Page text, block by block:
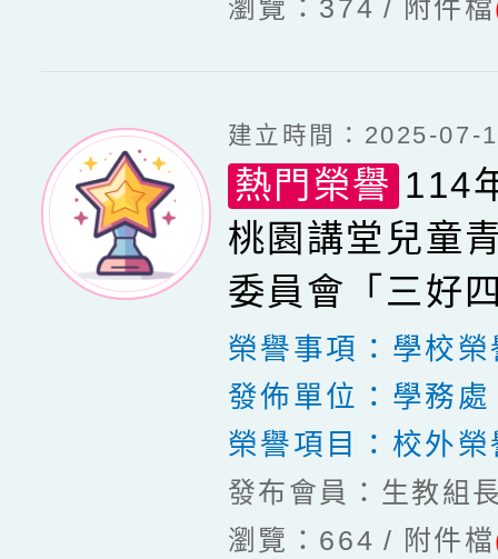
瀏覽：374
附件檔
建立時間：2025-07-
熱門榮譽 114
桃園講堂兒童
委員會「三好
之星」
榮譽事項： 學校榮
發佈單位： 學務處
榮譽項目： 校外榮
發布會員：生教組
瀏覽：664
附件檔